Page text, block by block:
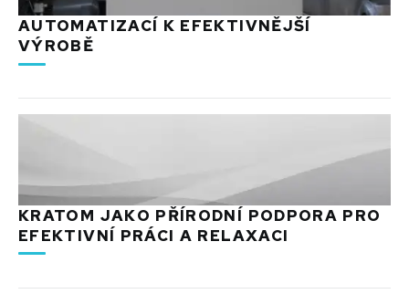
AUTOMATIZACÍ K EFEKTIVNĚJŠÍ
VÝROBĚ
KRATOM JAKO PŘÍRODNÍ PODPORA PRO
EFEKTIVNÍ PRÁCI A RELAXACI